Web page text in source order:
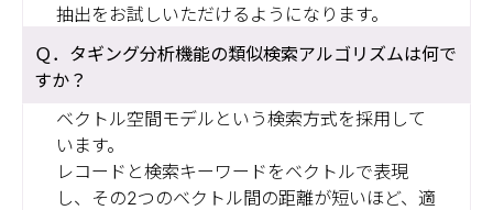
抽出をお試しいただけるようになります。
タギング分析機能の類似検索アルゴリズムは何で
すか？
ベクトル空間モデルという検索方式を採用して
います。
レコードと検索キーワードをベクトルで表現
し、その2つのベクトル間の距離が短いほど、適